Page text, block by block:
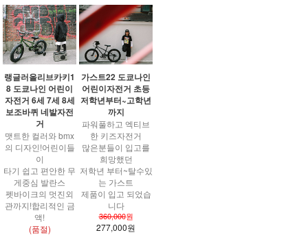
랭글러올리브카키1
8 도쿄나인 어린이
자전거 6세 7세 8세
보조바퀴 네발자전
거
맷트한 컬러와 bmx
의 디자인!어린이들
이
타기 쉽고 편안한 무
게중심 발란스
펫바이크의 멋진외
관까지!합리적인 금
액!
(품절)
가스트22 도쿄나인
어린이자전거 초등
저학년부터~고학년
까지
파워풀하고 엑티브
한 키즈자전거
많은분들이 입고를
희망했던
저학년 부터~탈수있
는 가스트
제품이 입고 되었습
니다
360,000원
277,000원